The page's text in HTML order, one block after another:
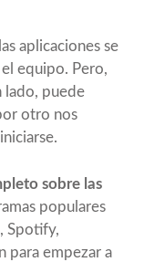
aplicaciones se
equipo. Pero,
lado, puede
otro nos
sobre las
populares
Spotify,
para empezar a